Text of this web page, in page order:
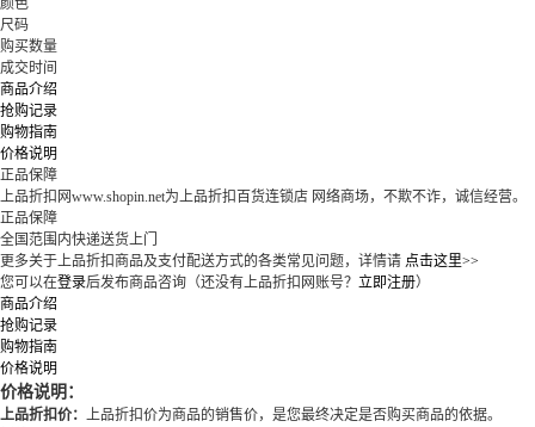
颜色
尺码
购买数量
成交时间
商品介绍
抢购记录
购物指南
价格说明
正品保障
上品折扣网www.shopin.net为上品折扣百货连锁店 网络商场，不欺不诈，诚信经营。
正品保障
全国范围内快递送货上门
更多关于上品折扣商品及支付配送方式的各类常见问题，详情请 点击这里>>
您可以在登录后发布商品咨询（还没有上品折扣网账号？ 立即注册）
商品介绍
抢购记录
购物指南
价格说明
价格说明：
上品折扣价： 上品折扣价为商品的销售价，是您最终决定是否购买商品的依据。